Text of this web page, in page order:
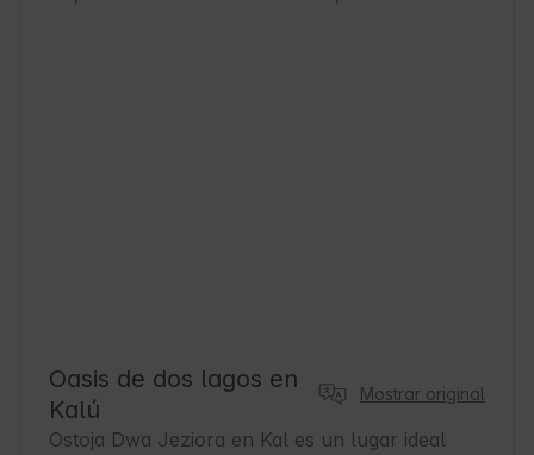
Oasis de dos lagos en
Kalú
Mostrar original
Ostoja Dwa Jeziora en Kal es un lugar ideal